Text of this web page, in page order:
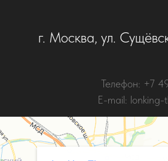
г. Москва, ул.
Телефон: +7
E-mail: